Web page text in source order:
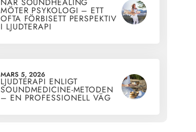
NÄR SOUNDHEALING
MÖTER PSYKOLOGI – ETT
OFTA FÖRBISETT PERSPEKTIV
I LJUDTERAPI
MARS 5, 2026
LJUDTERAPI ENLIGT
SOUNDMEDICINE-METODEN
– EN PROFESSIONELL VÄG